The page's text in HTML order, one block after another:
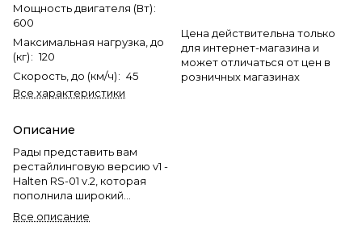
Мощность двигателя (Вт):
600
Максимальная нагрузка, до
(кг): 120
Скорость, до (км/ч): 45
Все характеристики
Описание
Рады представить вам
рестайлинговую версию v1 -
Halten RS-01 v.2, которая
пополнила широкий
приобрел более стильный
Все описание
Цена действительна только
для интернет-магазина и
может отличаться от цен в
розничных магазинах